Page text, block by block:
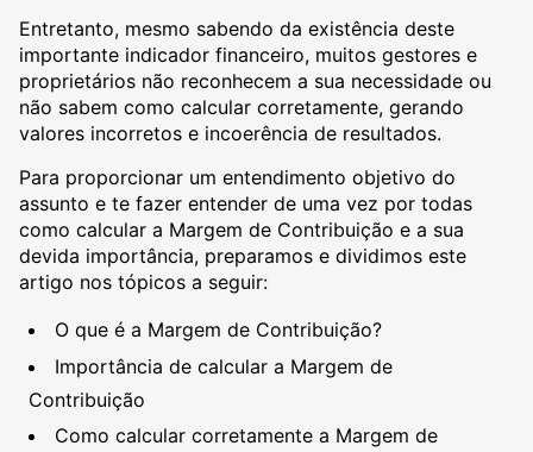
Entretanto, mesmo sabendo da existência deste
importante indicador financeiro, muitos gestores e
proprietários não reconhecem a sua necessidade ou
não sabem como calcular corretamente, gerando
valores incorretos e incoerência de resultados.
Para proporcionar um entendimento objetivo do
assunto e te fazer entender de uma vez por todas
como calcular a Margem de Contribuição e a sua
devida importância, preparamos e dividimos este
artigo nos tópicos a seguir:
O que é a Margem de Contribuição?
Importância de calcular a Margem de
Contribuição
Como calcular corretamente a Margem de